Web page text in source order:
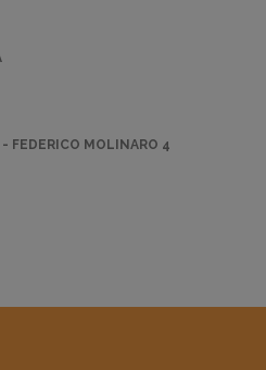
- FEDERICO MOLINARO 4